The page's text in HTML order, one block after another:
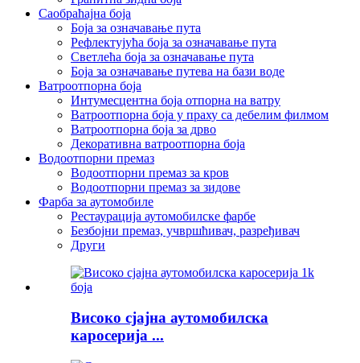
Саобраћајна боја
Боја за означавање пута
Рефлектујућа боја за означавање пута
Светлећа боја за означавање пута
Боја за означавање путева на бази воде
Ватроотпорна боја
Интумесцентна боја отпорна на ватру
Ватроотпорна боја у праху са дебелим филмом
Ватроотпорна боја за дрво
Декоративна ватроотпорна боја
Водоотпорни премаз
Водоотпорни премаз за кров
Водоотпорни премаз за зидове
Фарба за аутомобиле
Рестаурација аутомобилске фарбе
Безбојни премаз, учвршћивач, разређивач
Други
Високо сјајна аутомобилска
каросерија ...